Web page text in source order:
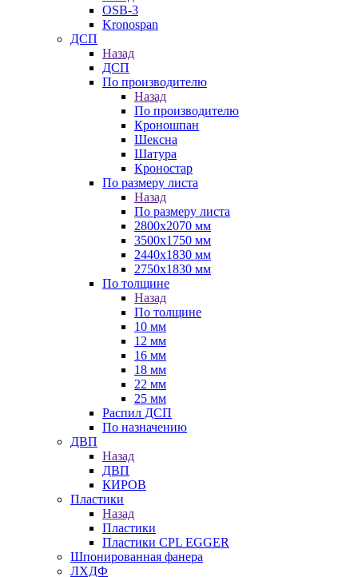
OSB-3
Kronospan
ДСП
Назад
ДСП
По производителю
Назад
По производителю
Кроношпан
Шексна
Шатура
Кроностар
По размеру листа
Назад
По размеру листа
2800х2070 мм
3500х1750 мм
2440х1830 мм
2750х1830 мм
По толщине
Назад
По толщине
10 мм
12 мм
16 мм
18 мм
22 мм
25 мм
Распил ДСП
По назначению
ДВП
Назад
ДВП
КИРОВ
Пластики
Назад
Пластики
Пластики CPL EGGER
Шпонированная фанера
ЛХДФ